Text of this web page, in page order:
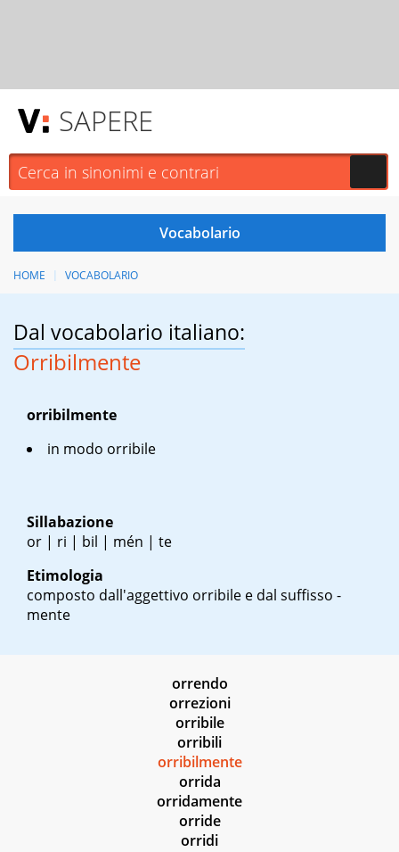
SAPERE
HOME VOCABOLARIO
Dal vocabolario italiano:
Orribilmente
orribilmente
in modo orribile
Sillabazione
or | ri | bil | mén | te
Etimologia
composto dall'aggettivo orribile e dal suffisso -
mente
orrendo
orrezioni
orribile
orribili
orribilmente
orrida
orridamente
orride
orridi